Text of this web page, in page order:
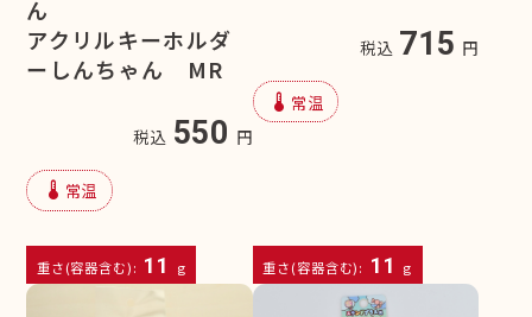
ん
アクリルキーホルダ
ーしんちゃん MR
税込 550 円
device_thermostat 常温
重さ(容器含む): 11 g
税込 715 円
device_thermostat 常温
重さ(容器含む): 11 g